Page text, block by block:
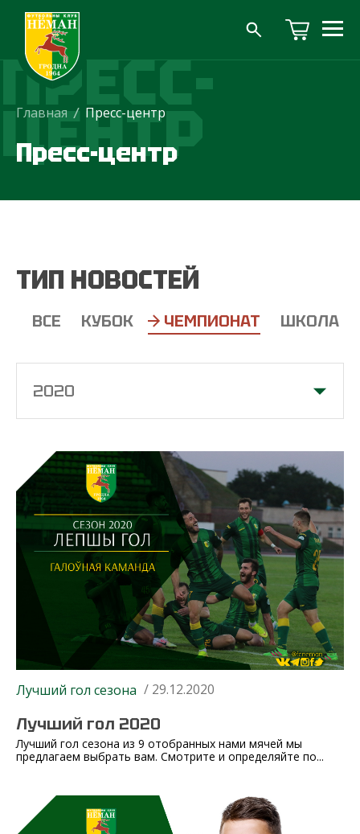
ПРЕСС-
ЦЕНТР
Главная / Пресс-центр
Пресс-центр
2020
ТИП НОВОСТЕЙ
ВСЕ КУБОК ЧЕМПИОНАТ ШКОЛА
Лучший гол сезона / 29.12.2020
Лучший гол 2020
Лучший гол сезона из 9 отобранных нами мячей мы
предлагаем выбрать вам. Смотрите и определяйте по...